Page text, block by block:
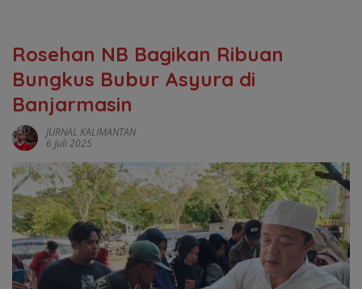
Rosehan NB Bagikan Ribuan
Bungkus Bubur Asyura di
Banjarmasin
JURNAL KALIMANTAN
6 Juli 2025